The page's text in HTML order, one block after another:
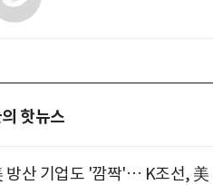
핫뉴스
방산 기업도 '깜짝'… K조선, 美